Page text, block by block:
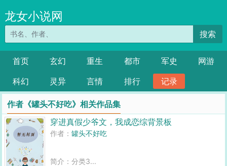
龙女小说网
搜索
首页 玄幻 重生 都市 军史
网游
科幻
灵异 言情 排行 记录
作者《罐头不好吃》相关作品集
穿进真假少爷文，我成恋综背景板
作者：罐头不好吃
简介：分类3...